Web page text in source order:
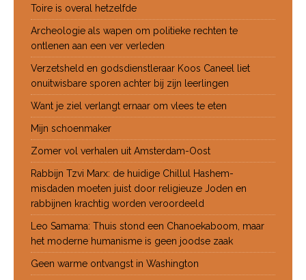
Toire is overal hetzelfde
Archeologie als wapen om politieke rechten te
ontlenen aan een ver verleden
Verzetsheld en godsdienstleraar Koos Caneel liet
onuitwisbare sporen achter bij zijn leerlingen
Want je ziel verlangt ernaar om vlees te eten
Mijn schoenmaker
Zomer vol verhalen uit Amsterdam-Oost
Rabbijn Tzvi Marx: de huidige Chillul Hashem-
misdaden moeten juist door religieuze Joden en
rabbijnen krachtig worden veroordeeld
Leo Samama: Thuis stond een Chanoekaboom, maar
het moderne humanisme is geen joodse zaak
Geen warme ontvangst in Washington